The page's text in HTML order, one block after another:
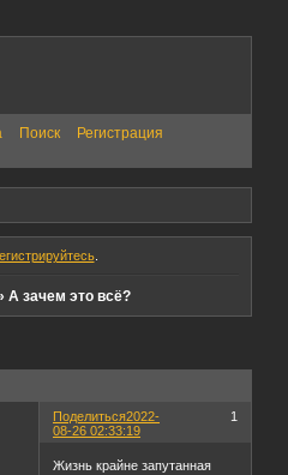
Поиск
Регистрация
.
А зачем это всё?
Поделиться 1
2022-
08-26 02:33:19
Жизнь крайне запутанная